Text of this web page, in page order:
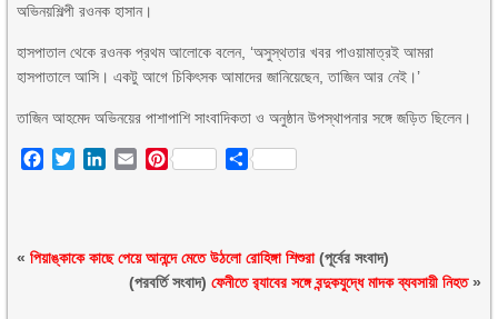
অভিনয়শিল্পী রওনক হাসান।
হাসপাতাল থেকে রওনক প্রথম আলোকে বলেন, ‘অসুস্থতার খবর পাওয়ামাত্রই আমরা
হাসপাতালে আসি। একটু আগে চিকিৎসক আমাদের জানিয়েছেন, তাজিন আর নেই।’
তাজিন আহমেদ অভিনয়ের পাশাপাশি সাংবাদিকতা ও অনুষ্ঠান উপস্থাপনার সঙ্গে জড়িত ছিলেন।
Facebook
TwitterLinkedIn
EmailPinterest Share
«পিয়াঙ্কাকে কাছে পেয়ে আনন্দে মেতে উঠলো রোহিঙ্গা শিশুরা(পূর্বের সংবাদ)
(পরবর্তি সংবাদ) ফেনীতে র‌্যাবের সঙ্গে বন্দুকযুদ্ধে মাদক ব্যবসায়ী নিহত»